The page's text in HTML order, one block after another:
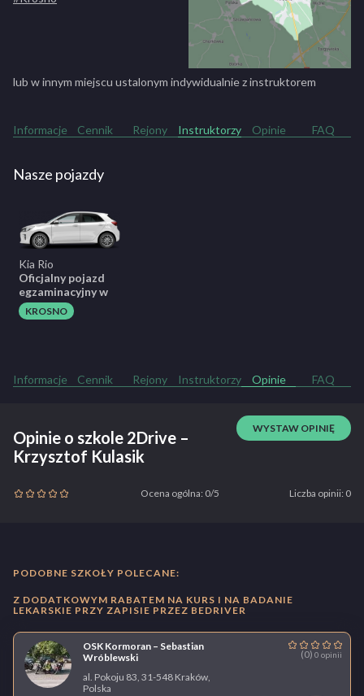
lub w innym miejscu ustalonym indywidualnie z instruktorem
Informacje Cennik Rejony Instruktorzy Opinie FAQ
Nasze pojazdy
Kia Rio
Oficjalny pojazd
egzaminacyjny w
KROSNO
Informacje Cennik Rejony Instruktorzy Opinie FAQ
Opinie o szkole 2Drive –
Krzysztof Kulasik
WYSTAW OPINIĘ
Ocena ogólna: 0/5 Liczba opinii: 0
PODOBNE SZKOŁY POLECANE:
Z DODATKOWYM RABATEM NA KURS I NA BADANIE
LEKARSKIE PRZY ZAPISIE PRZEZ BEDRIVER
OSK Kormoran – Sebastian
Wróblewski
(0) 0 opinii
al. Pokoju 83, 31-548 Kraków,
Polska